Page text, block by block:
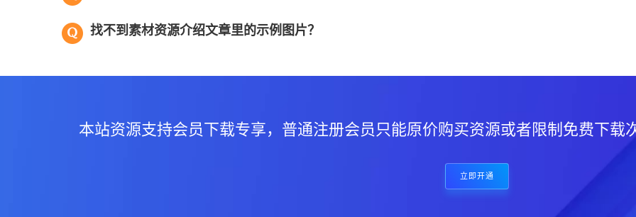
找不到素材资源介绍文章里的示例图片？
本站资源支持会员下载专享，普通注册会员只能原价购买资源或者限制免费下载
立即开通